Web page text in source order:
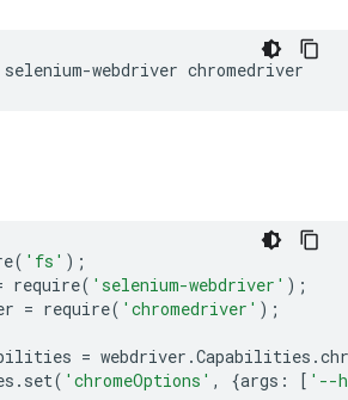
selenium-webdriver
( 'fs' );
require( 'selenium-webdriver' );
= require( 'chromedriver' );
= webdriver .Capabilities .
. set( 'chromeOptions' , {args : [ '--